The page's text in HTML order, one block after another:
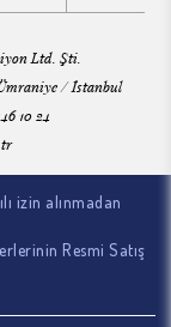
Ltd. Şti.
/ İstanbul
10 24
izin alınmadan
Resmi Satış